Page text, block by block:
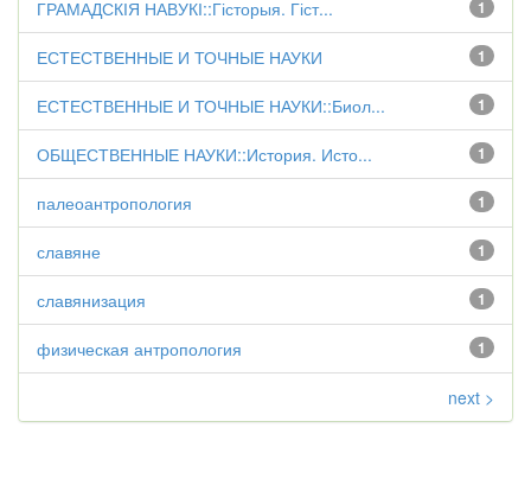
1
ГРАМАДСКІЯ НАВУКІ::Гісторыя. Гіст...
1
ЕСТЕСТВЕННЫЕ И ТОЧНЫЕ НАУКИ
1
ЕСТЕСТВЕННЫЕ И ТОЧНЫЕ НАУКИ::Биол...
1
ОБЩЕСТВЕННЫЕ НАУКИ::История. Исто...
1
палеоантропология
1
славяне
1
славянизация
1
физическая антропология
next >